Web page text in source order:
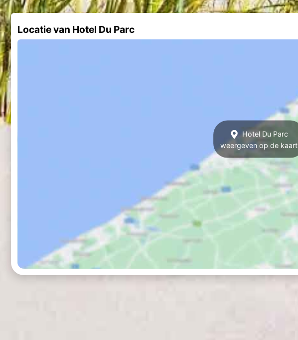
Locatie van Hotel Du Parc
Hotel Du Parc
weergeven op de kaart